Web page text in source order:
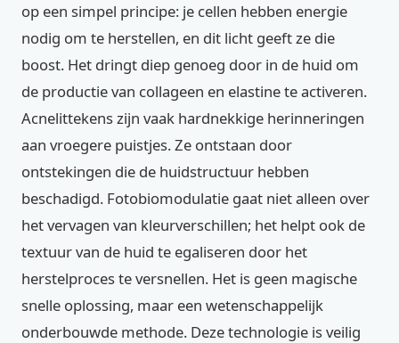
op een simpel principe: je cellen hebben energie
nodig om te herstellen, en dit licht geeft ze die
boost. Het dringt diep genoeg door in de huid om
de productie van collageen en elastine te activeren.
Acnelittekens zijn vaak hardnekkige herinneringen
aan vroegere puistjes. Ze ontstaan door
ontstekingen die de huidstructuur hebben
beschadigd. Fotobiomodulatie gaat niet alleen over
het vervagen van kleurverschillen; het helpt ook de
textuur van de huid te egaliseren door het
herstelproces te versnellen. Het is geen magische
snelle oplossing, maar een wetenschappelijk
onderbouwde methode. Deze technologie is veilig